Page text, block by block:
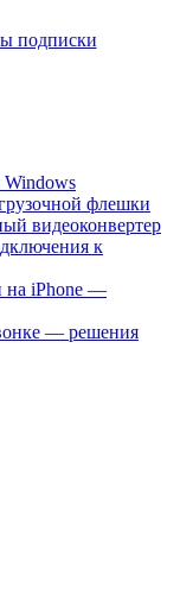
подписки
флешки
видеоконвертер
к
на iPhone —
— решения